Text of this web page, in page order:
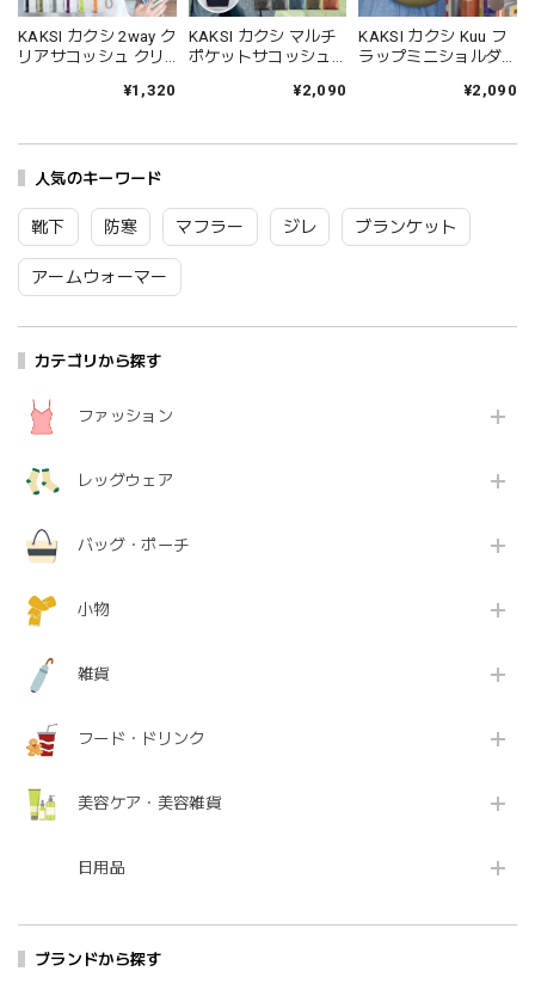
人気のキーワード
靴下 防寒 マフラー ジレ ブランケット
アームウォーマー
カテゴリから探す
ファッション
レッグウェア
バッグ・ポーチ
小物
雑貨
フード・ドリンク
美容ケア・美容雑貨
日用品
ブランドから探す
KAKSI カクシ 2way ク
リアサコッシュ クリ
チ レディース メンズ
ッグ プレゼント ギフ
183 Zk167
¥1,320
KAKSI カクシ マルチ
ポケットサコッシュ
ダーバッグ レディー
Zk168
¥2,090
KAKSI カクシ Kuu フ
ラップミニショルダ
バッグ レディース メ
39 00053 Zk169
¥2,090